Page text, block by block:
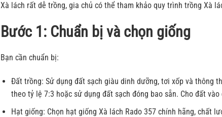
Xà lách rất dễ trồng, gia chủ có thể tham khảo quy trình trồng Xà
Bước 1: Chuẩn bị và chọn giống
Bạn cần chuẩn bị:
Đất trồng: Sử dụng đất sạch giàu dinh dưỡng, tơi xốp và thông
theo tỷ lệ 7:3 hoặc sử dụng đất sạch đóng bao sẵn. Cho đất
Hạt giống: Chọn hạt giống Xà lách Rado 357 chính hãng, chất